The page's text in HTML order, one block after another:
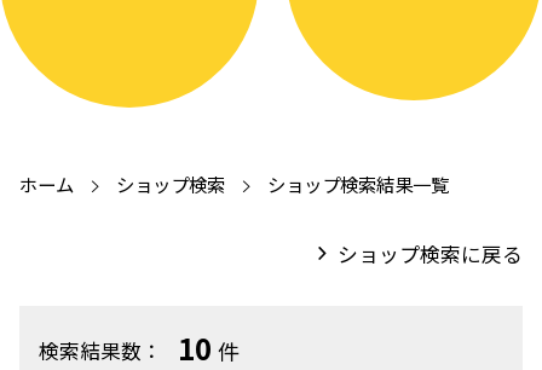
ホーム ショップ検索 ショップ検索結果一覧
ショップ検索に戻る
検索結果数： 10件